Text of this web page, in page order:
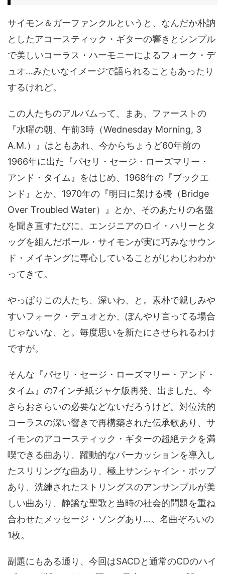
サイモン＆ガーファンクルというと、なんだか朴訥
としたアコースティック・ギターの響きとシンプル
で美しいコーラス・ハーモニーによるフォーク・デ
ュオ…みたいなイメージで語られることもあったり
するけれど。
この人たちのアルバムって、まあ、ファーストの
『水曜の朝、午前3時（Wednesday Morning, 3
A.M.）』はともあれ、今からちょうど60年前の
1966年に出た『パセリ・セージ・ローズマリー・
アンド・タイム』をはじめ、1968年の『ブックエ
ンド』とか、1970年の『明日に架ける橋（Bridge
Over Troubled Water）』とか、そのあたりの名盤
を聞き直すたびに、エンジニアのロイ・ハリーとタ
ッグを組んだポール・サイモンが実に巧みなサウン
ド・メイキングに専心していることがじわじわわか
ってきて。
やっぱりこの人たち、深いわ、と。素朴で親しみや
すいフォーク・デュオとか、ぼんやり言ってる場合
じゃないな、と。毎度思いを新たにさせられるわけ
ですが。
そんな『パセリ・セージ・ローズマリー・アンド・
タイム』の7インチ紙ジャケ版再発、出ました。今
さらおさらいの必要などないだろうけど。対位法的
コーラスの深い響きで再構築された伝承歌あり、サ
イモンのアコースティック・ギターの超絶テクを満
喫できる曲あり、躍動的なパーカッションを導入し
たスリリングな曲あり、極上サンシャイン・ポップ
あり、洗練されたストリングスのアンサンブルが美
しい曲あり、静謐な聖歌と当時の社会的問題を重ね
合わせたメッセージ・ソングあり…。名曲ぞろいの
1枚。
副題にもある通り、今回はSACDと通常のCDのハイ